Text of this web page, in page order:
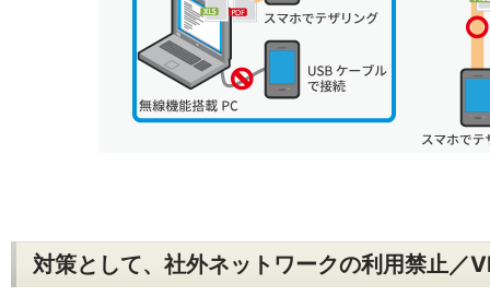
対策として、社外ネットワークの利用禁止／